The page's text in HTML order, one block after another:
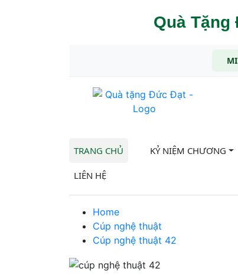
Quà Tặng
TRANG CHỦ KỶ NIỆM CHƯƠNG
LIÊN HỆ
Home
Cúp nghệ thuật
Cúp nghệ thuật 42